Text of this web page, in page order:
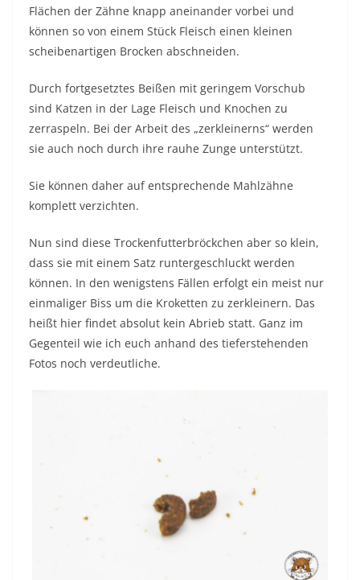
Flächen der Zähne knapp aneinander vorbei und
können so von einem Stück Fleisch einen kleinen
scheibenartigen Brocken abschneiden.
Durch fortgesetztes Beißen mit geringem Vorschub
sind Katzen in der Lage Fleisch und Knochen zu
zerraspeln. Bei der Arbeit des „zerkleinerns“ werden
sie auch noch durch ihre rauhe Zunge unterstützt.
Sie können daher auf entsprechende Mahlzähne
komplett verzichten.
Nun sind diese Trockenfutterbröckchen aber so klein,
dass sie mit einem Satz runtergeschluckt werden
können. In den wenigstens Fällen erfolgt ein meist nur
einmaliger Biss um die Kroketten zu zerkleinern. Das
heißt hier findet absolut kein Abrieb statt. Ganz im
Gegenteil wie ich euch anhand des tieferstehenden
Fotos noch verdeutliche.